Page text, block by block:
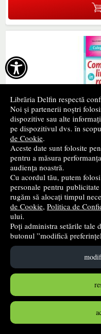

Librăria Delfin respectă
Noi și partenerii noștri
dispozitive sau alte
pe dispozitivul dvs. în
de Cookie.
Aceste date sunt folosite
pentru a măsura
audiența noastră.
Cu acordul tău, putem
personale pentru
rugăm să alocați timpul
de Cookie, Politica de
ului.
Poți administra setările tale
butonul ”modifică
Comunicare in limba
1 -
PRP: